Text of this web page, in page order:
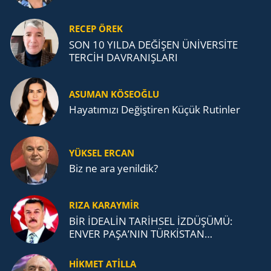
RECEP ÖREK
SON 10 YILDA DEĞİŞEN ÜNİVERSİTE
TERCİH DAVRANIŞLARI
ASUMAN KÖSEOĞLU
Ha­ya­tı­mı­zı De­ğiş­ti­ren Küçük Ru­tin­ler
YÜKSEL ERCAN
Biz ne ara yenildik?
RIZA KARAYMIR
BİR İDEALİN TARİHSEL İZDÜŞÜMÜ:
ENVER PAŞA’NIN TÜRKİSTAN
TEŞKİLATI’NA UZANAN MİRASI
HİKMET ATİLLA